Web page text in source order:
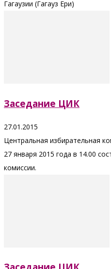
Гагаузии (Гагауз Ери)
Заседание ЦИК
27.01.2015
Центральная избирательная
27 января 2015 года в 14.00
комиссии.